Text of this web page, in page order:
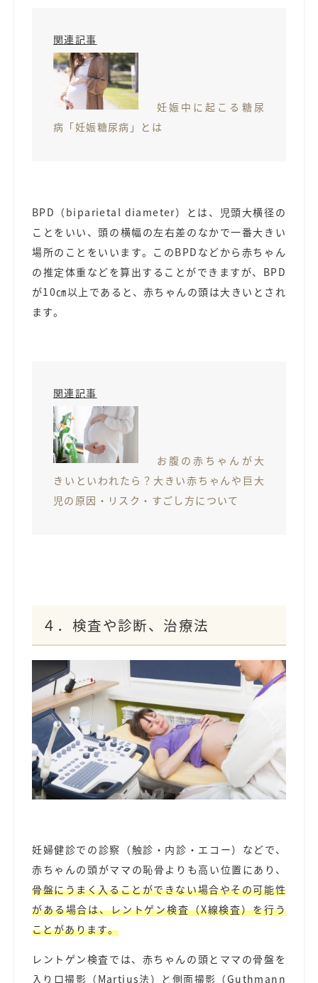
関連記事
妊娠中に起こる糖尿
病「妊娠糖尿病」とは
BPD（biparietal diameter）とは、児頭大横径の
ことをいい、頭の横幅の左右差のなかで一番大きい
場所のことをいいます。このBPDなどから赤ちゃん
の推定体重などを算出することができますが、BPD
が10㎝以上であると、赤ちゃんの頭は大きいとされ
ます。
関連記事
お腹の赤ちゃんが大
きいといわれたら？大きい赤ちゃんや巨大
児の原因・リスク・すごし方について
４．検査や診断、治療法
妊婦健診での診察（触診・内診・エコー）などで、
赤ちゃんの頭がママの恥骨よりも高い位置にあり、
骨盤にうまく入ることができない場合やその可能性
がある場合は、レントゲン検査（X線検査）を行う
ことがあります。
レントゲン検査では、赤ちゃんの頭とママの骨盤を
入り口撮影（Martius法）と側面撮影（Guthmann